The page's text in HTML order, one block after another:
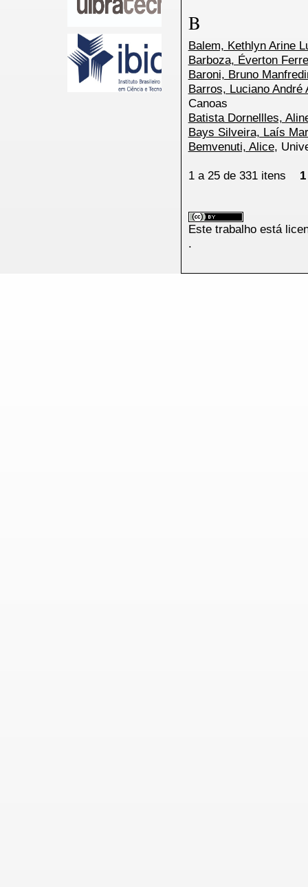
B
Balem, Kethlyn Arine
Barboza, Éverton
Baroni, Bruno
Barros, Luciano André
Canoas
Batista Dornellles,
Bays Silveira, Laís
Bemvenuti, Alice,
1 a 25 de 331 itens 1
Este trabalho está
.